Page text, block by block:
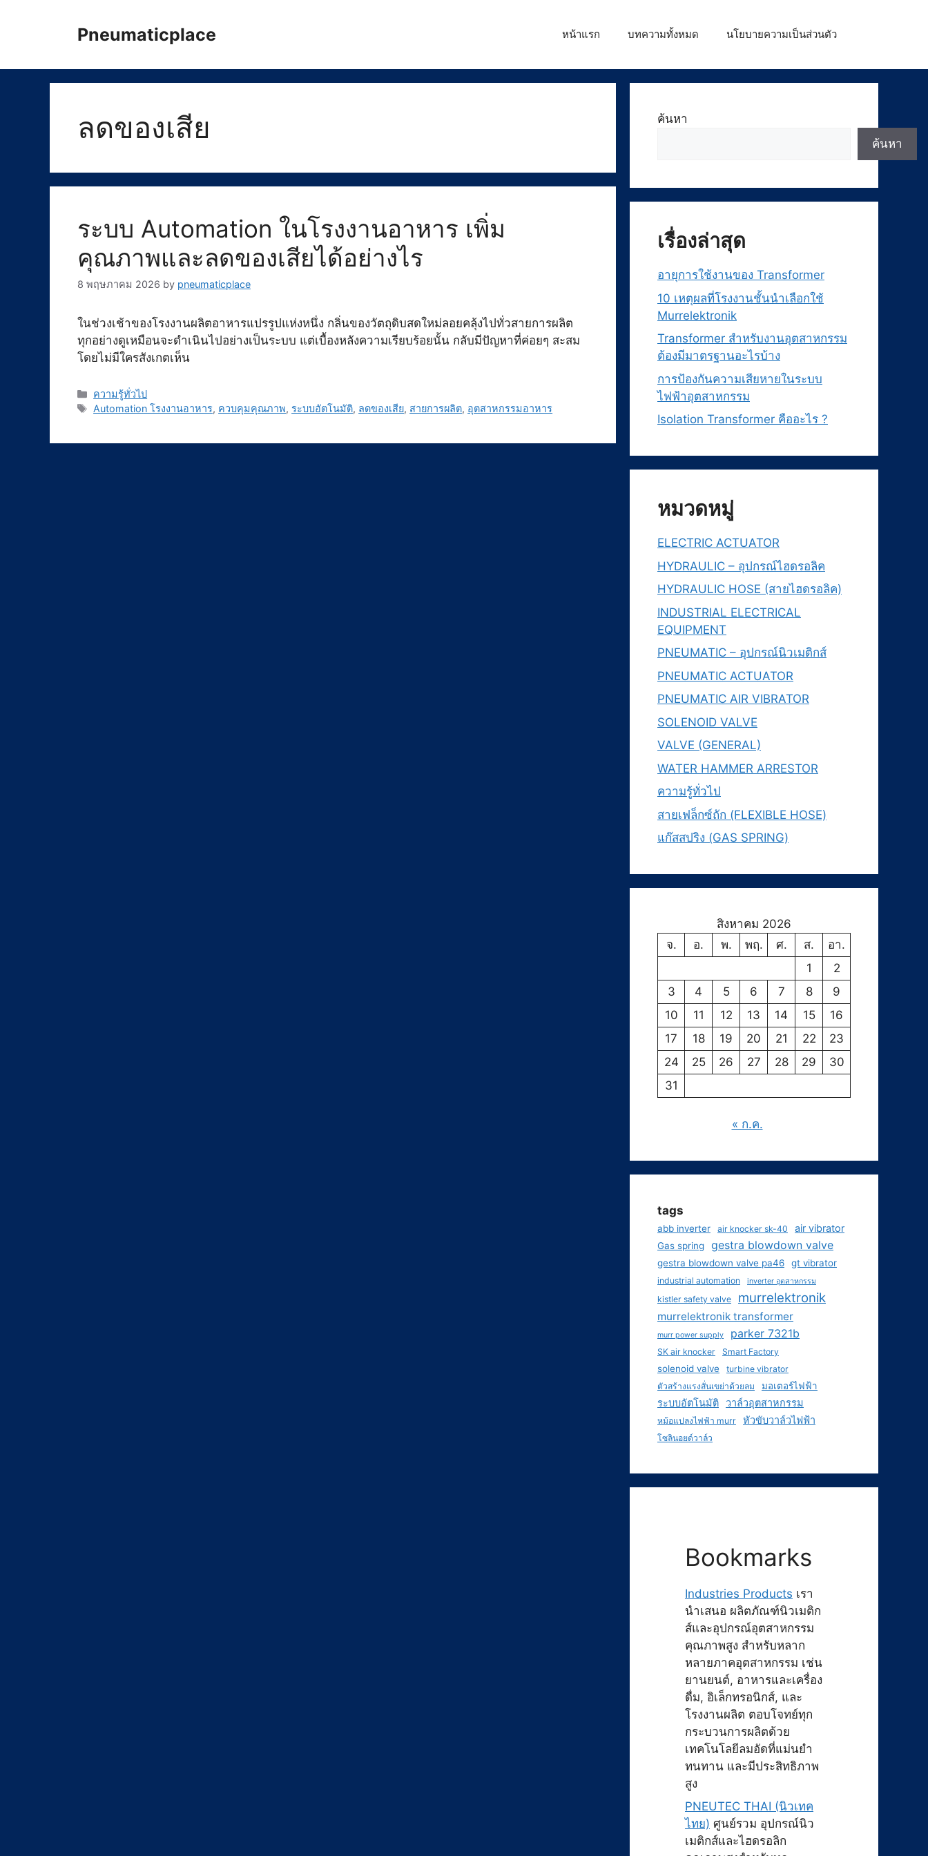
Pneumaticplace หน้าแรก บทความทั้งหมด นโยบายความเป็นส่วนตัว
ลดของเสีย
ระบบ Automation ในโรงงานอาหาร เพิ่ม
คุณภาพและลดของเสียได้อย่างไร
8 พฤษภาคม 2026 by pneumaticplace
ในช่วงเช้าของโรงงานผลิตอาหารแปรรูปแห่งหนึ่ง กลิ่นของวัตถุดิบสดใหม่ลอยคลุ้งไปทั่วสายการผลิต
ทุกอย่างดูเหมือนจะดำเนินไปอย่างเป็นระบบ แต่เบื้องหลังความเรียบร้อยนั้น กลับมีปัญหาที่ค่อยๆ สะสม
โดยไม่มีใครสังเกตเห็น
Categories
ความรู้ทั่วไป
Tags
Automation โรงงานอาหาร, ควบคุมคุณภาพ,ระบบอัตโนมัติ, ลดของเสีย, สายการผลิต, อุตสาหกรรมอาหาร
ค้นหา
ค้นหา
เรื่องล่าสุด
อายุการใช้งานของ Transformer
10 เหตุผลที่โรงงานชั้นนำเลือกใช้
Murrelektronik
Transformer สำหรับงานอุตสาหกรรม
ต้องมีมาตรฐานอะไรบ้าง
การป้องกันความเสียหายในระบบ
ไฟฟ้าอุตสาหกรรม
Isolation Transformer คืออะไร ?
หมวดหมู่
ELECTRIC ACTUATOR
HYDRAULIC – อุปกรณ์ไฮดรอลิค
HYDRAULIC HOSE (สายไฮดรอลิค)
INDUSTRIAL ELECTRICAL
EQUIPMENT
PNEUMATIC – อุปกรณ์นิวเมติกส์
PNEUMATIC ACTUATOR
PNEUMATIC AIR VIBRATOR
SOLENOID VALVE
VALVE (GENERAL)
WATER HAMMER ARRESTOR
ความรู้ทั่วไป
สายเฟล็กซ์ถัก (FLEXIBLE HOSE)
แก๊สสปริง (GAS SPRING)
สิงหาคม 2026
จ.
อ. พ. พฤ. ศ. ส.
อา.
1
2
3
4 5 6 7 8
9
10
11 12 13 14 15
16
17
18 19 20 21 22
23
24
25 26 27 28 29
30
31
« ก.ค.
tags
abb inverter air knocker sk-40 air vibrator
Gas spring gestra blowdown valve
gestra blowdown valve pa46 gt vibrator
industrial automation inverter อุตสาหกรรม
kistler safety valve murrelektronik
murrelektronik transformer
murr power supply parker 7321b
SK air knocker Smart Factory
solenoid valve
turbine vibrator
ตัวสร้างแรงสั่นเขย่าด้วยลม
มอเตอร์ไฟฟ้า
ระบบอัตโนมัติ วาล์วอุตสาหกรรม
หม้อแปลงไฟฟ้า murr หัวขับวาล์วไฟฟ้า
โซลินอยด์วาล์ว
Bookmarks
Industries Products เรา
นำเสนอ ผลิตภัณฑ์นิวเมติก
ส์และอุปกรณ์อุตสาหกรรม
คุณภาพสูง สำหรับหลาก
หลายภาคอุตสาหกรรม เช่น
ยานยนต์, อาหารและเครื่อง
ดื่ม, อิเล็กทรอนิกส์, และ
โรงงานผลิต ตอบโจทย์ทุก
กระบวนการผลิตด้วย
เทคโนโลยีลมอัดที่แม่นยำ
ทนทาน และมีประสิทธิภาพ
สูง
PNEUTEC THAI (นิวเทค
ไทย) ศูนย์รวม อุปกรณ์นิว
เมติกส์และไฮดรอลิก